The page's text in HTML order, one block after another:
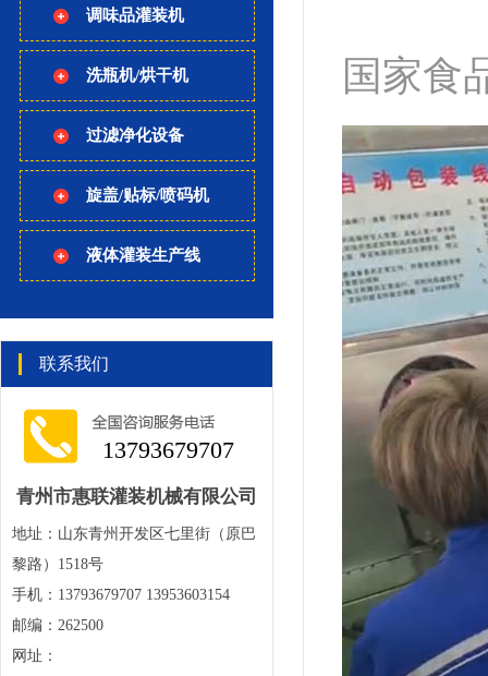
调味品灌装机
洗瓶机/烘干机
过滤净化设备
旋盖/贴标/喷码机
液体灌装生产线
联系我们
13793679707
青州市惠联灌装机械有限公司
地址：山东青州开发区七里街（原巴
黎路）1518号
手机：13793679707 13953603154
邮编：262500
网址：
国家食